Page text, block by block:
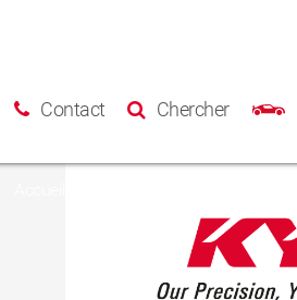
Contact Chercher